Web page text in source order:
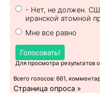
- Нет, не должен.
иранской атомной
Мне все равно
Голосовать!
Для просмотра результатов
Всего голосов: 661,
Страница опроса »